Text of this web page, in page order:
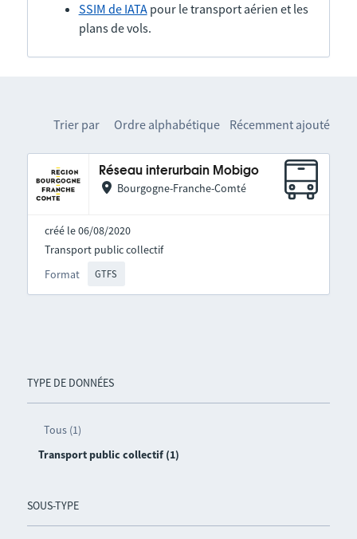
SSIM de IATApour le transport aérien et les
plans de vols.
TYPE DE DONNÉES
Tous (1)
Transport public collectif (1)
SOUS-TYPE
Trier par Ordre alphabétique Récemment ajouté
Réseau interurbain Mobigo
Bourgogne-Franche-Comté
créé le 06/08/2020
Format GTFS
Transport public collectif